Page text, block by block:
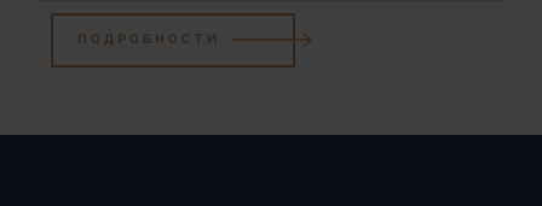
ПОДРОБНОСТИ